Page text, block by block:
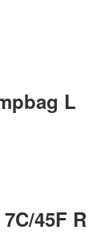
L
45F R